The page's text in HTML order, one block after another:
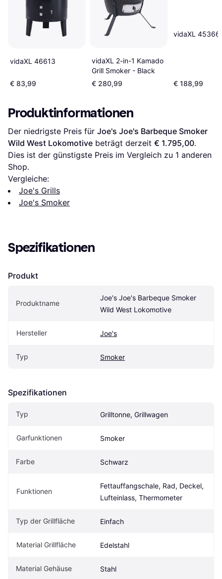
vidaXL 46613
€ 83,99
vidaXL 2-in-1 Kamado
Grill Smoker - Black
€ 280,99
vidaXL 45366
€ 188,99
Produktinformationen
Der niedrigste Preis für Joe's Joe's Barbeque Smoker
Wild West Lokomotive beträgt derzeit € 1.795,00.
Dies ist der günstigste Preis im Vergleich zu 1 anderen
Shop.
Vergleiche:
Joe's Grills
Joe's Smoker
Spezifikationen
Produkt
Produktname
Joe's Joe's Barbeque Smoker
Wild West Lokomotive
Hersteller Joe's
Typ Smoker
Spezifikationen
Typ Grilltonne, Grillwagen
Garfunktionen Smoker
Farbe Schwarz
Funktionen
Fettauffangschale, Rad, Deckel,
Lufteinlass, Thermometer
Typ der Grillfläche Einfach
Material Grillfläche Edelstahl
Material Gehäuse Stahl